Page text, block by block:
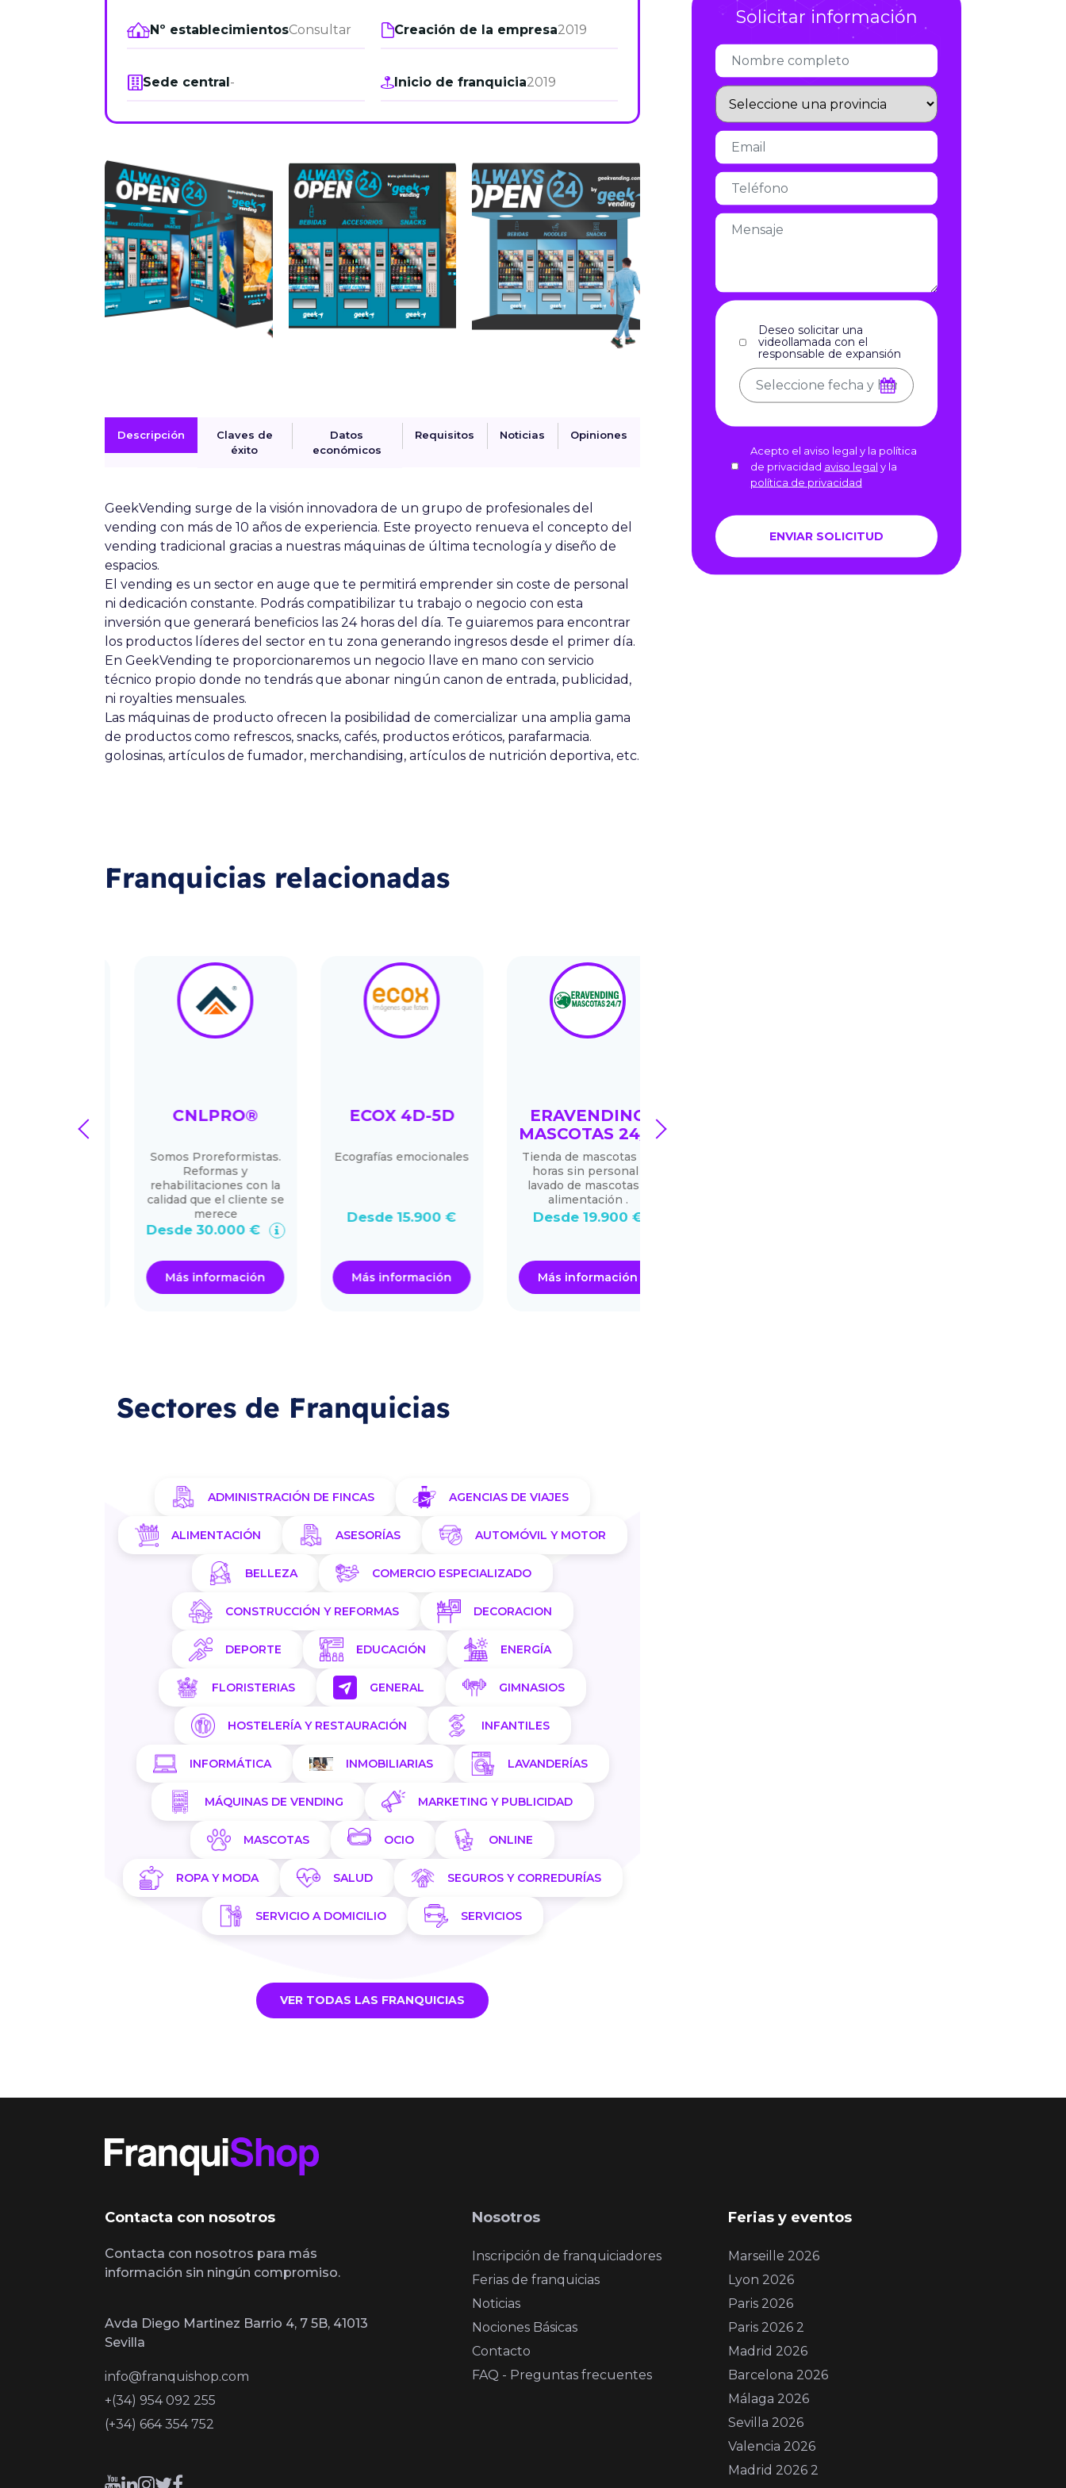
de octubre
Barcelona 2026 2 -
05 de noviembre
VER MÁS
Infórmate
Nº establecimientosConsultar Creación de la empresa2019
Sede central - Inicio de franquicia2019
Descripción
Claves de
éxito
Datos
económicos
Requisitos Noticias Opiniones
GeekVending surge de la visión innovadora de un grupo de profesionales del
vending con más de 10 años de experiencia. Este proyecto renueva el concepto del
vending tradicional gracias a nuestras máquinas de última tecnología y diseño de
espacios.
El vending es un sector en auge que te permitirá emprender sin coste de personal
ni dedicación constante. Podrás compatibilizar tu trabajo o negocio con esta
inversión que generará beneficios las 24 horas del día. Te guiaremos para encontrar
los productos líderes del sector en tu zona generando ingresos desde el primer día.
En GeekVending te proporcionaremos un negocio llave en mano con servicio
técnico propio donde no tendrás que abonar ningún canon de entrada, publicidad,
ni royalties mensuales.
Las máquinas de producto ofrecen la posibilidad de comercializar una amplia gama
de productos como refrescos, snacks, cafés, productos eróticos, parafarmacia.
golosinas, artículos de fumador, merchandising, artículos de nutrición deportiva, etc.
Franquicias relacionadas
CNLPRO®
Somos Proreformistas.
Reformas y
rehabilitaciones con la
calidad que el cliente se
merece
Desde 30.000 €
Más información
ECOX 4D-5D
Ecografías emocionales
Desde 15.900 €
Más información
ERAVENDING
MASCOTAS 24/7
Tienda de mascotas 24
horas sin personal ,
lavado de mascotas y
alimentación .
Desde 19.900 €
Más información
prev next
Sectores de Franquicias
ADMINISTRACIÓN DE FINCAS AGENCIAS DE VIAJES
ALIMENTACIÓN ASESORÍAS AUTOMÓVIL Y MOTOR
BELLEZA COMERCIO ESPECIALIZADO
CONSTRUCCIÓN Y REFORMAS DECORACION
DEPORTE EDUCACIÓN ENERGÍA
FLORISTERIAS GENERAL GIMNASIOS
HOSTELERÍA Y RESTAURACIÓN INFANTILES
INFORMÁTICA INMOBILIARIAS LAVANDERÍAS
MÁQUINAS DE VENDING MARKETING Y PUBLICIDAD
MASCOTAS OCIO ONLINE
ROPA Y MODA SALUD SEGUROS Y CORREDURÍAS
SERVICIO A DOMICILIO SERVICIOS
VER TODAS LAS FRANQUICIAS
Solicitar información
Deseo solicitar una
videollamada con el
responsable de expansión
Acepto el aviso legal y la política
de privacidad aviso legal y la
política de privacidad
Contacta con nosotros
Contacta con nosotros para más
información sin ningún compromiso.
Avda Diego Martinez Barrio 4, 7 5B, 41013
Sevilla
info@franquishop.com
+(34) 954 092 255
(+34) 664 354 752
Nosotros
Inscripción de franquiciadores
Ferias de franquicias
Noticias
Nociones Básicas
Contacto
FAQ - Preguntas frecuentes
Ferias y eventos
Marseille 2026
Lyon 2026
Paris 2026
Paris 2026 2
Madrid 2026
Barcelona 2026
Málaga 2026
Sevilla 2026
Valencia 2026
Madrid 2026 2